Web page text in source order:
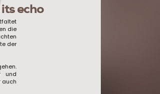
echo
die
der
und
auch